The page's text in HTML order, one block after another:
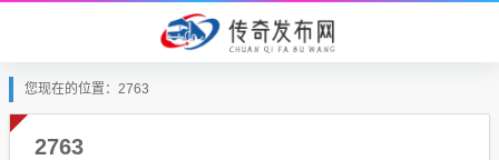
您现在的位置：2763
2763